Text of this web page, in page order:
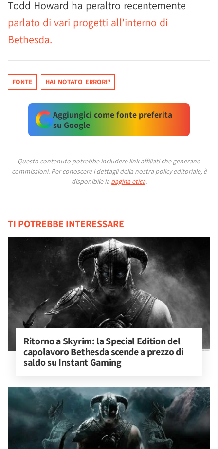
Todd Howard ha peraltro recentemente
parlato di vari progetti all'interno di
Bethesda.
FONTE HAI NOTATO ERRORI?
Aggiungici come fonte preferita
su Google
Questo contenuto potrebbe includere link affiliati che generano
commissioni. Per conoscere i dettagli della nostra policy editoriale, è
disponibile la pagina etica.
TI POTREBBE INTERESSARE
Ritorno a Skyrim: la Special Edition del
capolavoro Bethesda scende a prezzo di
saldo su Instant Gaming